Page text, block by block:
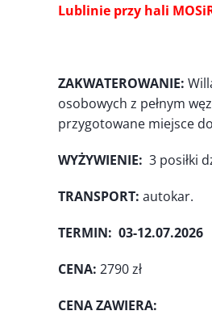
Lublinie przy hali
ZAKWATEROWANIE:
osobowych z pełnym
przygotowane miejsce
WYŻYWIENIE: 3 posiłki
TRANSPORT: autokar.
TERMIN: 03-12.07.2026
CENA: 2790 zł
CENA ZAWIERA: